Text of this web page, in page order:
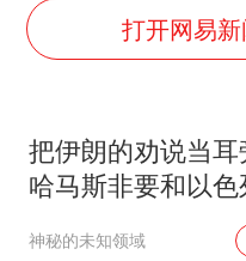
关
中
对
打开网易
把伊朗的劝说当耳
哈马斯非要和以色
解，德黑兰损失
神秘的未知领域